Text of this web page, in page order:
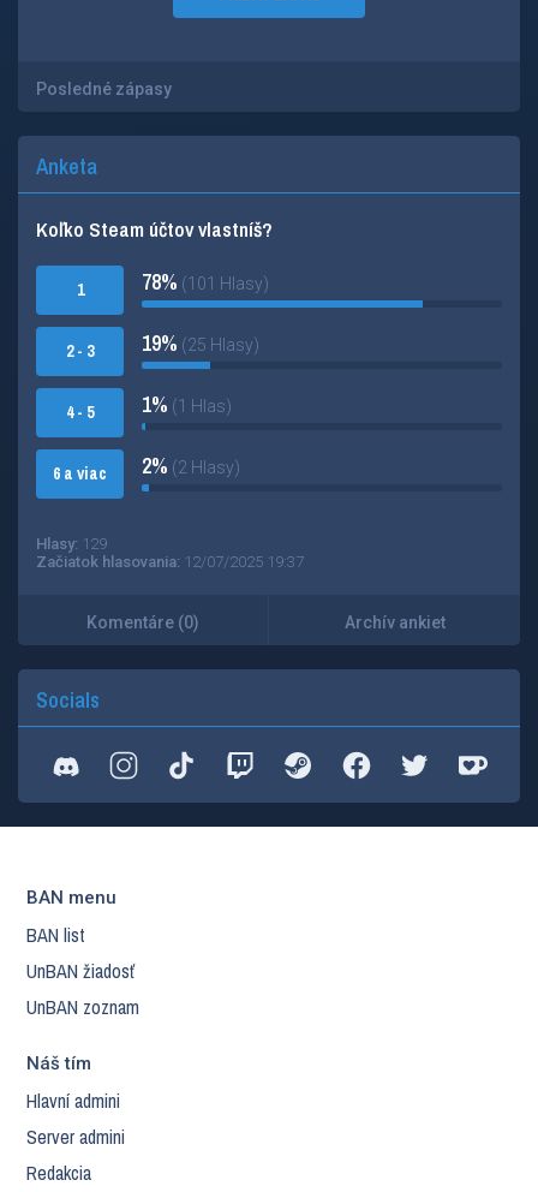
Posledné zápasy
Anketa
Koľko Steam účtov vlastníš?
1
2 - 3
4 - 5
6 a viac
78% (101 Hlasy)
19% (25 Hlasy)
1% (1 Hlas)
2% (2 Hlasy)
Hlasy: 129
Začiatok hlasovania: 12/07/2025 19:37
Komentáre (0) Archív ankiet
Socials
BAN menu
BAN list
UnBAN žiadosť
UnBAN zoznam
Náš tím
Hlavní admini
Server admini
Redakcia